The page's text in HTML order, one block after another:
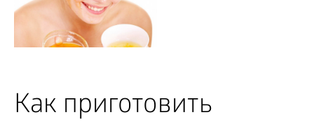
Как приготовить